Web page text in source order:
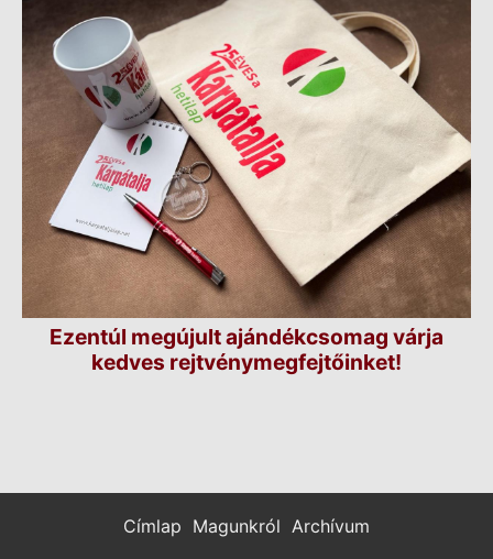
Ezentúl megújult ajándékcsomag várja
kedves rejtvénymegfejtőinket!
Címlap Magunkról Archívum